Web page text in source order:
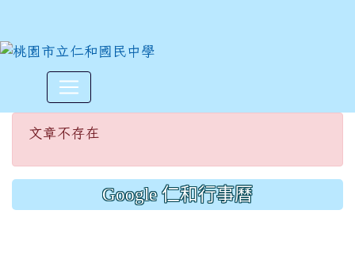
文章不存在
文章不存在
Google 仁和行事曆